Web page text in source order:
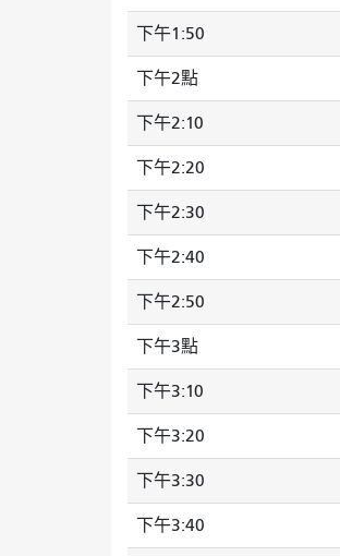
下午1:50
下午2點
下午2:10
下午2:20
下午2:30
下午2:40
下午2:50
下午3點
下午3:10
下午3:20
下午3:30
下午3:40